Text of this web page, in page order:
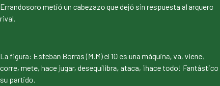
Errandosoro metió un cabezazo que dejó sin respuesta al arquero
rival.
La figura: Esteban Borras (M.M) el 10 es una máquina, va, viene,
corre, mete, hace jugar, desequilibra, ataca, ¡hace todo! Fantástico
su partido.